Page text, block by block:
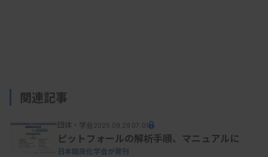
関連記事
団体・学会2025.09.29 07:01
ピットフォールの解析手順、マニュアルに
日本臨床化学会が発刊